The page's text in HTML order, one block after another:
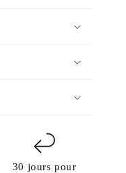
30 jours pour